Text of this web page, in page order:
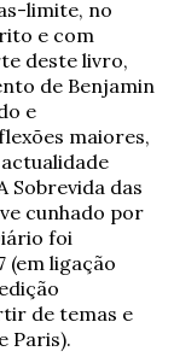
limite, no
e com
deste livro,
de Benjamin
e
maiores,
Sobrevida das
cunhado por
foi
(em ligação
de temas e
Paris).